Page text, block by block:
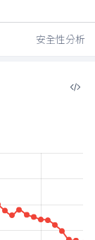
安全性分析